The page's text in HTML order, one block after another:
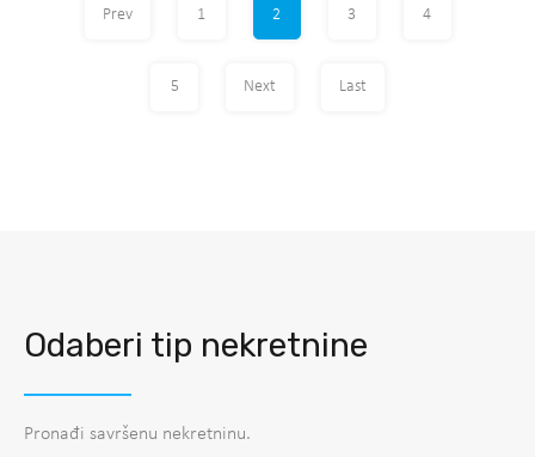
Prev 1 2 3 4
5 Next Last
Odaberi tip nekretnine
Pronađi savršenu nekretninu.